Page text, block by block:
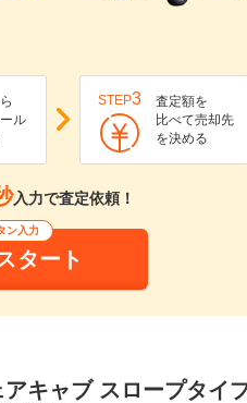
ル
STEP3
査定額を
比べて売却先
を決める
入力で査定依頼！
ン入力
タート
キャブ スロープタイ